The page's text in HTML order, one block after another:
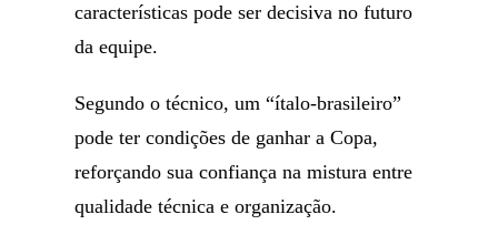
características pode ser decisiva no futuro
da equipe.
Segundo o técnico, um “í­talo-brasileiro”
pode ter condições de ganhar a Copa,
reforçando sua confiança na mistura entre
qualidade técnica e organização.